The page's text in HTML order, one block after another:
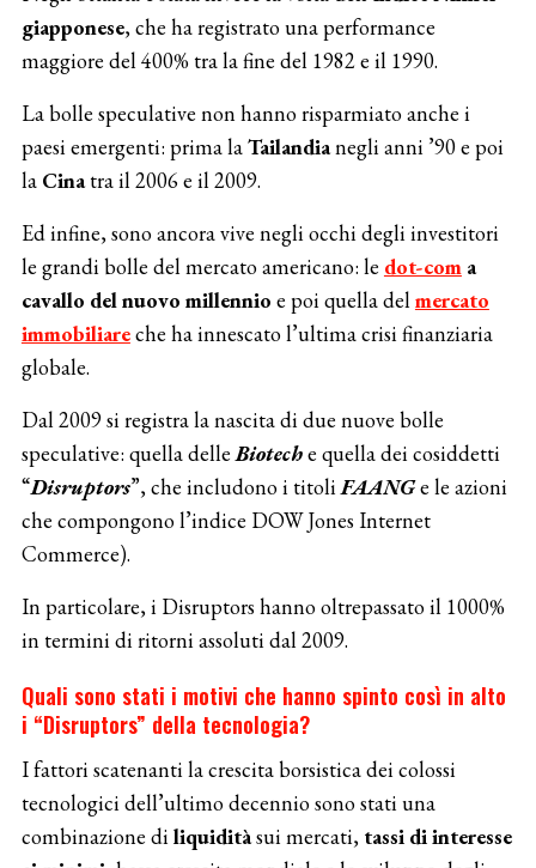
giapponese, che ha registrato una performance
maggiore del 400% tra la fine del 1982 e il 1990.
La bolle speculative non hanno risparmiato anche i
paesi emergenti: prima laTailandianegli anni ’90 e poi
la Cinatra il 2006 e il 2009.
Ed infine, sono ancora vive negli occhi degli investitori
le grandi bolle del mercato americano: le dot-coma
cavallo del nuovo millennio e poi quella delmercato
immobiliareche ha innescato l’ultima crisi finanziaria
globale.
Dal 2009 si registra la nascita di due nuove bolle
speculative: quella delleBioteche quella dei cosiddetti
“Disruptors”, che includono i titoliFAANGe le azioni
che compongono l’indice DOW Jones Internet
Commerce).
In particolare, i Disruptors hanno oltrepassato il 1000%
in termini di ritorni assoluti dal 2009.
Quali sono stati i motivi che hanno spinto così in alto
i “Disruptors” della tecnologia?
I fattori scatenanti la crescita borsistica dei colossi
tecnologici dell’ultimo decennio sono stati una
combinazione diliquiditàsui mercati, tassi di interesse